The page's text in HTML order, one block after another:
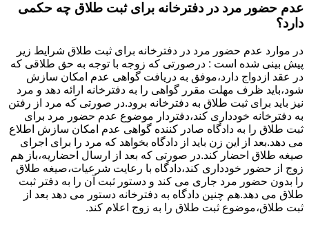
عدم حضور مرد در دفترخانه برای ثبت طلاق چه حکمی
دارد؟
در موارد عدم حضور مرد در دفترخانه برای ثبت طلاق شرایط زیر
پیش بینی شده است : درصورتی که زوجه با توجه به حق طلاقی که
در عقد ازدواج دارد،موفق به دریافت گواهی عدم امکان سازش
شود،باید ظرف مهلت مقرر گواهی را به دفترخانه ارائه دهد و مرد
نیز باید برای ثبت طلاق به دفترخانه برود.در صورتی که مرد از رفتن
به دفترخانه خودداری کند،دفتردار موضوع عدم حضور مرد برای
ثبت طلاق را به دادگاه صادر کننده گواهی عدم امکان سازش اطلاع
می دهد.بعد از این زن باید از دادگاه بخواهد که مرد را برای اجرای
صیغه طلاق احضار کند.در صورتی که بعد از ارسال احضاریه،باز هم
زوج از حضور خودداری کند،دادگاه با رعایت شرعیات،صیغه طلاق
را بدون حضور مرد جاری می کند و دستور ثبت آن را به دفتر ثبت
طلاق می دهد.هم چنین دادگاه به دفترخانه دستور می دهد بعد از
ثبت طلاق،موضوع ثبت طلاق را به زوج اعلام کند.